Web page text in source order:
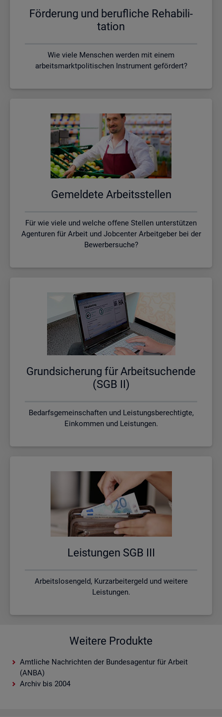
För­de­rung und be­ruf­li­che Re­ha­bi­li­
ta­ti­on
Wie viele Menschen werden mit einem
arbeitsmarktpolitischen Instrument gefördert?
Ge­mel­de­te Ar­beits­stel­len
Für wie viele und welche offene Stellen unterstützen
Agenturen für Arbeit und Jobcenter Arbeitgeber bei der
Bewerbersuche?
Grund­si­che­rung für Ar­beit­su­chen­de
(SGB II)
Bedarfsgemeinschaften und Leistungsberechtigte,
Einkommen und Leistungen.
Leis­tun­gen SGB III
Arbeitslosengeld, Kurzarbeitergeld und weitere
Leistungen.
Weitere Produkte
Amtliche Nachrichten der Bundesagentur für Arbeit
(ANBA)
Archiv bis 2004